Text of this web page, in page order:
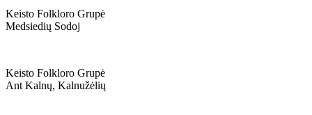
Keisto Folkloro Grupė
Medsiedių Sodoj
Keisto Folkloro Grupė
Ant Kalnų, Kalnužėlių